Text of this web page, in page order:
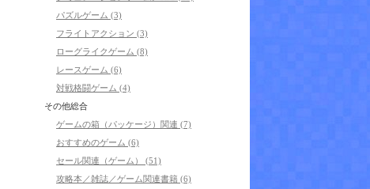
パズルゲーム (3)
フライトアクション (3)
ローグライクゲーム (8)
レースゲーム (6)
対戦格闘ゲーム (4)
その他総合
ゲームの箱（パッケージ）関連 (7)
おすすめのゲーム (6)
セール関連（ゲーム） (51)
攻略本／雑誌／ゲーム関連書籍 (6)